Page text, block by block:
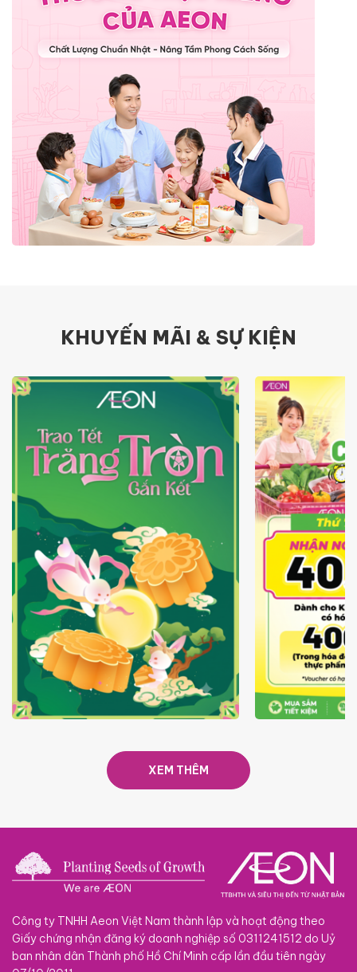
KHUYẾN MÃI & SỰ KIỆN
TRAO TẾT TRĂNG TRÒN GẮN
GIÁ LUÔN
XEM THÊM
Công ty TNHH Aeon Việt Nam thành lập và hoạt động theo
Giấy chứng nhận đăng ký doanh nghiệp số 0311241512 do Uỷ
ban nhân dân Thành phố Hồ Chí Minh cấp lần đầu tiên ngày